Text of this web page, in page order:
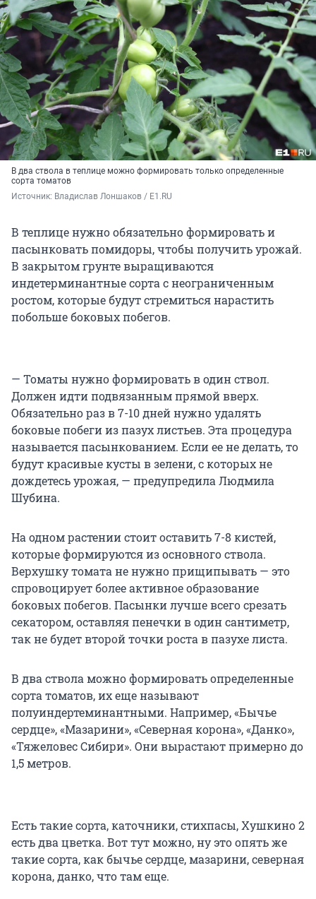
В два ствола в теплице можно формировать только определенные
сорта томатов
Источник: Владислав Лоншаков / E1.RU
В теплице нужно обязательно формировать и
пасынковать помидоры, чтобы получить урожай.
В закрытом грунте выращиваются
индетерминантные сорта с неограниченным
ростом, которые будут стремиться нарастить
побольше боковых побегов.
— Томаты нужно формировать в один ствол.
Должен идти подвязанным прямой вверх.
Обязательно раз в 7-10 дней нужно удалять
боковые побеги из пазух листьев. Эта процедура
называется пасынкованием. Если ее не делать, то
будут красивые кусты в зелени, с которых не
дождетесь урожая, — предупредила Людмила
Шубина.
На одном растении стоит оставить 7-8 кистей,
которые формируются из основного ствола.
Верхушку томата не нужно прищипывать — это
спровоцирует более активное образование
боковых побегов. Пасынки лучше всего срезать
секатором, оставляя пенечки в один сантиметр,
так не будет второй точки роста в пазухе листа.
В два ствола можно формировать определенные
сорта томатов, их еще называют
полуиндертеминантными. Например, «Бычье
сердце», «Мазарини», «Северная корона», «Данко»,
«Тяжеловес Сибири». Они вырастают примерно до
1,5 метров.
Есть такие сорта, каточники, стихпасы, Хушкино 2
есть два цветка. Вот тут можно, ну это опять же
такие сорта, как бычье сердце, мазарини, северная
корона, данко, что там еще.